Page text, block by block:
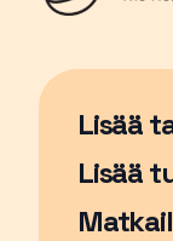
Lisää
Sivu
Lisää